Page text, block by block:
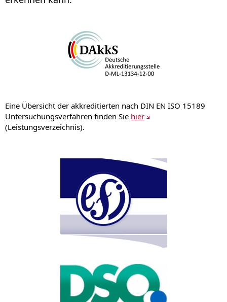
Eine Übersicht der akkreditierten nach DIN EN ISO 15189
Untersuchungsverfahren finden Sie hier
(Leistungsverzeichnis).